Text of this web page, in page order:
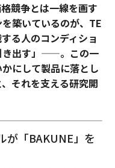
競争とは一線を画す
築いているのが、TE
る人のコンディショ
き出す」——。この一
にして製品に落とし
それを支える研究開
が「BAKUNE」を